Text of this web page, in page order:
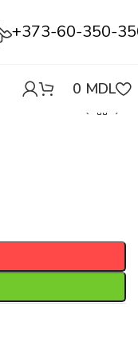
+373-60-350-
0 MDL